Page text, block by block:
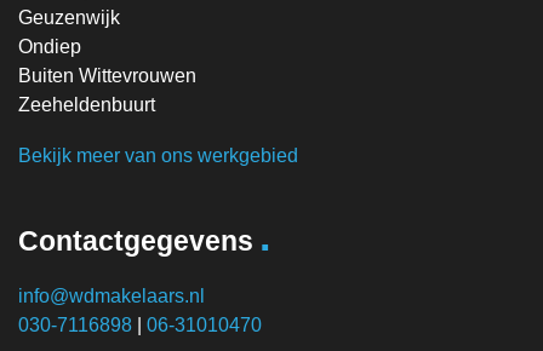
Geuzenwijk
Ondiep
Buiten Wittevrouwen
Zeeheldenbuurt
Bekijk meer van ons werkgebied
Contactgegevens .
info@wdmakelaars.nl
030-7116898
06-31010470